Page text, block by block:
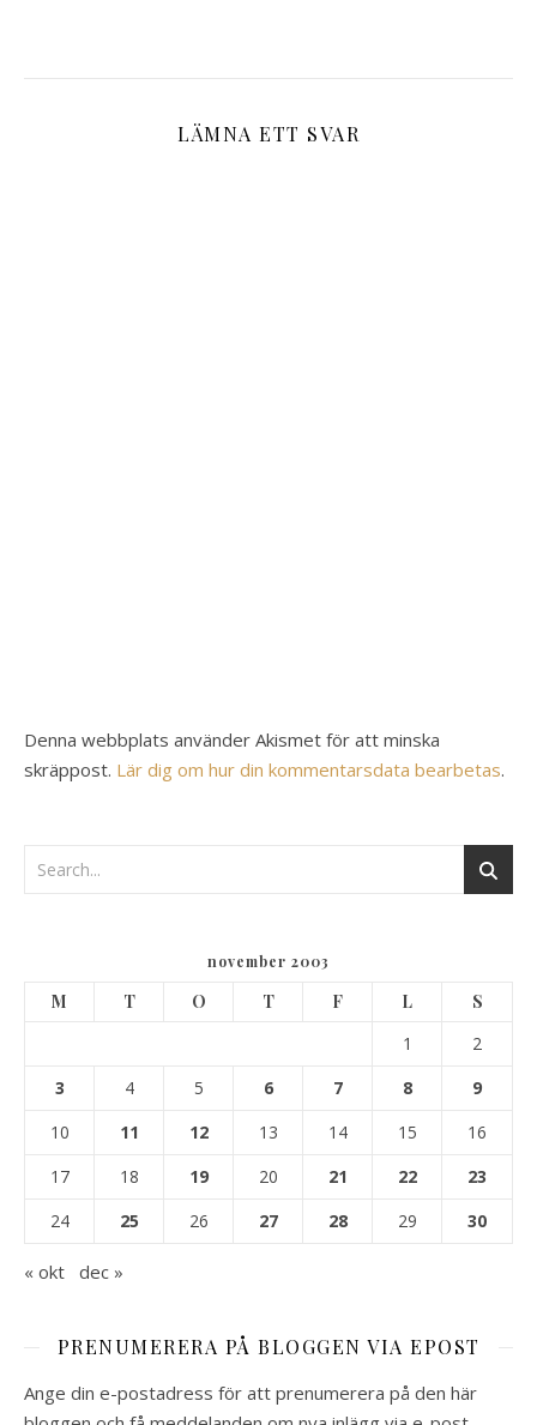
LÄMNA ETT SVAR
Denna webbplats använder Akismet för att minska
skräppost. Lär dig om hur din kommentarsdata bearbetas.
november 2003
M T O T F L
S
1
2
3
4 5 6 7 8
9
10
11 12 13 14 15
16
17
18 19 20 21 22
23
24
25 26 27 28 29 30
« okt dec »
PRENUMERERA PÅ BLOGGEN VIA EPOST
Ange din e-postadress för att prenumerera på den här